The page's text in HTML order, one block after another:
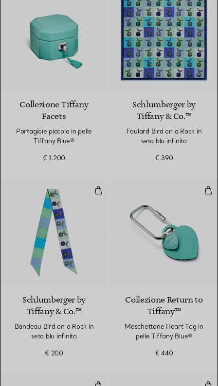
2 Colori
Collezione Tiffany
Facets
Portagioie piccolo in pelle
Tiffany Blue®
€ 1.200
Schlumberger by
Tiffany & Co.™
Foulard Bird on a Rock in
seta blu infinito
€ 390
Bandeau Bird on a Rock in seta
Schlumberger by
Tiffany & Co.™
Bandeau Bird on a Rock in
seta blu infinito
€ 200
Collezione Return to
Tiffany™
Moschettone Heart Tag in
pelle Tiffany Blue®
€ 440